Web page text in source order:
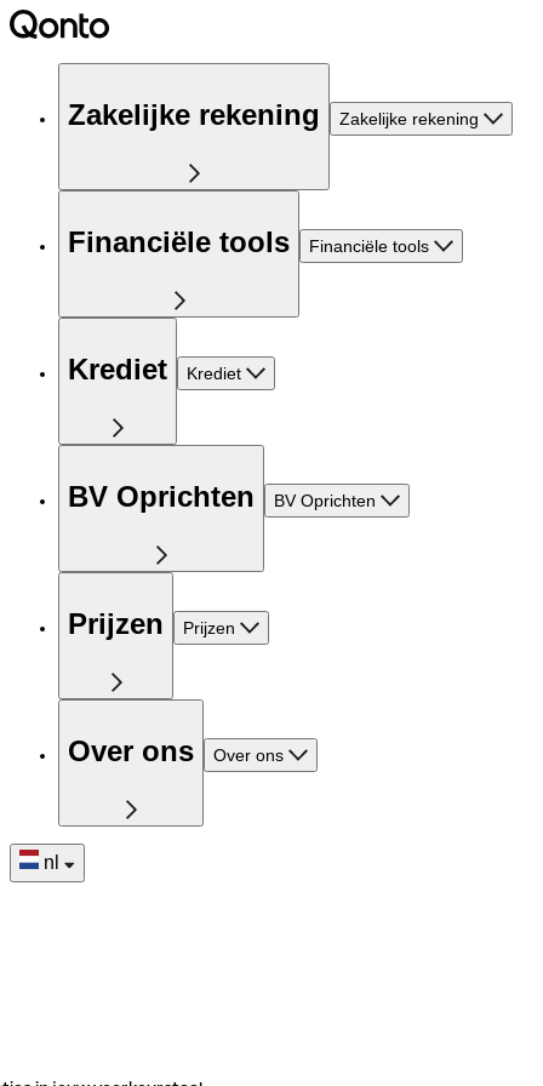
Zakelijke rekening Zakelijke rekening
Financiële tools Financiële tools
Krediet Krediet
BV Oprichten BV Oprichten
Prijzen Prijzen
Over ons Over ons
nl